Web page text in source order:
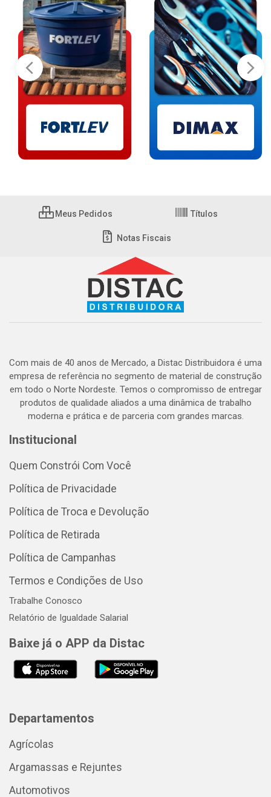
Meus Pedidos Títulos
Notas Fiscais
Com mais de 40 anos de Mercado, a Distac Distribuidora é uma
empresa de referência no segmento de material de construção
em todo o Norte Nordeste. Temos o compromisso de entregar
produtos de qualidade aliados a uma dinâmica de trabalho
moderna e prática e de parceria com grandes marcas.
Institucional
Quem Constrói Com Você
Política de Privacidade
Política de Troca e Devolução
Política de Retirada
Política de Campanhas
Termos e Condições de Uso
Trabalhe Conosco
Relatório de Igualdade Salarial
Baixe já o APP da Distac
Departamentos
Agrícolas
Argamassas e Rejuntes
Automotivos